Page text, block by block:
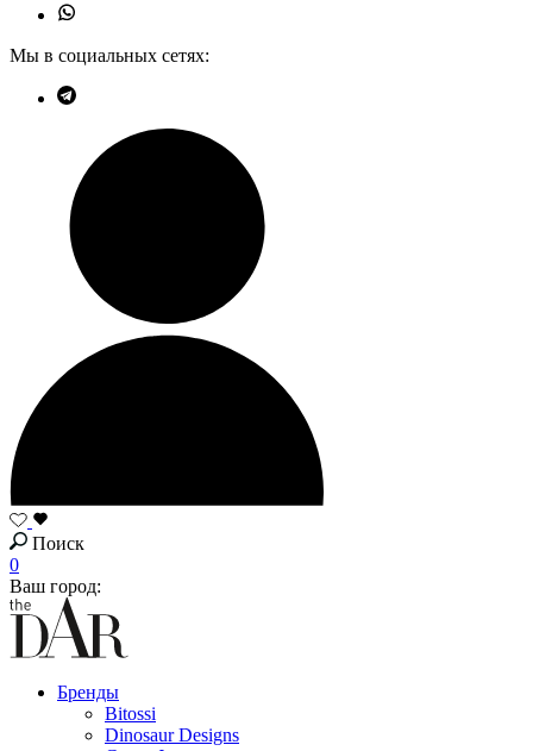
Мы в социальных сетях:
Поиск
0
Ваш город:
Бренды
Bitossi
Dinosaur Designs